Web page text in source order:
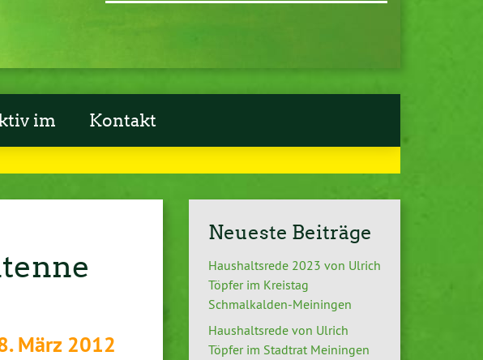
im Kontakt
März 2012
Neueste Beiträge
Haushaltsrede 2023 von Ulrich
Töpfer im Kreistag
Schmalkalden-Meiningen
Haushaltsrede von Ulrich
Töpfer im Stadtrat Meiningen